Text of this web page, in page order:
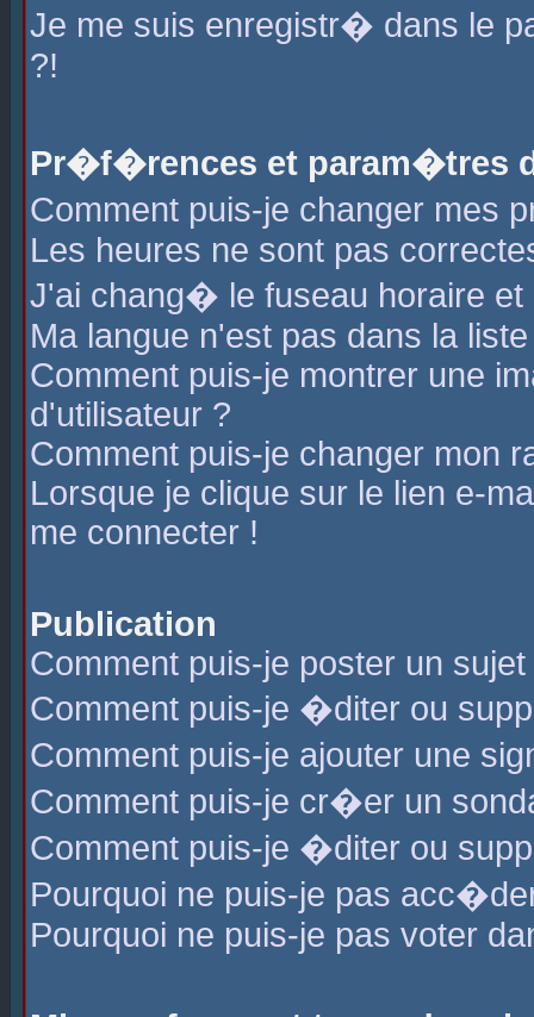
Je me suis enregistr� dans le
?!
Pr�f�rences et param�tres
Comment puis-je changer mes
Les heures ne sont pas
J'ai chang� le fuseau horaire
Ma langue n'est pas dans la
Comment puis-je montrer une
d'utilisateur ?
Comment puis-je changer mon
Lorsque je clique sur le lien e-
me connecter !
Publication
Comment puis-je poster un
Comment puis-je �diter ou
Comment puis-je ajouter une
Comment puis-je cr�er un
Comment puis-je �diter ou
Pourquoi ne puis-je pas
Pourquoi ne puis-je pas voter